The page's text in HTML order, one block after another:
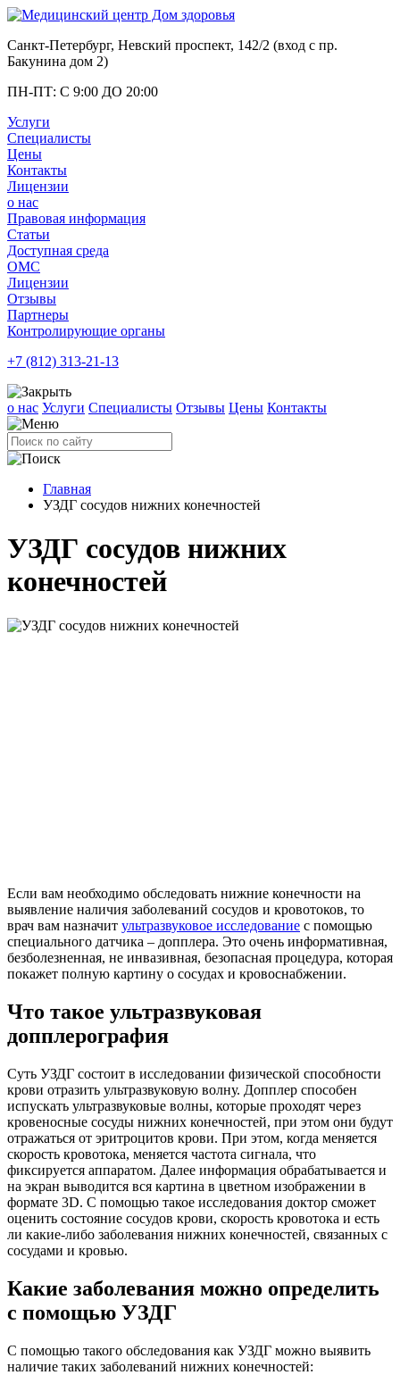
Санкт-Петербург, Невский проспект, 142/2 (вход с пр.
Бакунина дом 2)
ПН-ПТ: С 9:00 ДО 20:00
Услуги
Специалисты
Цены
Контакты
Лицензии
о нас
Правовая информация
Статьи
Доступная среда
ОМС
Лицензии
Отзывы
Партнеры
Контролирующие органы
+7 (812) 313-21-13
о нас Услуги Специалисты Отзывы Цены Контакты
Главная
УЗДГ сосудов нижних конечностей
УЗДГ сосудов нижних
конечностей
Если вам необходимо обследовать нижние конечности на
выявление наличия заболеваний сосудов и кровотоков, то
врач вам назначит ультразвуковое исследование с помощью
специального датчика – допплера. Это очень информативная,
безболезненная, не инвазивная, безопасная процедура, которая
покажет полную картину о сосудах и кровоснабжении.
Что такое ультразвуковая
допплерография
Суть УЗДГ состоит в исследовании физической способности
крови отразить ультразвуковую волну. Допплер способен
испускать ультразвуковые волны, которые проходят через
кровеносные сосуды нижних конечностей, при этом они будут
отражаться от эритроцитов крови. При этом, когда меняется
скорость кровотока, меняется частота сигнала, что
фиксируется аппаратом. Далее информация обрабатывается и
на экран выводится вся картина в цветном изображении в
формате 3D. С помощью такое исследования доктор сможет
оценить состояние сосудов крови, скорость кровотока и есть
ли какие-либо заболевания нижних конечностей, связанных с
сосудами и кровью.
Какие заболевания можно определить
с помощью УЗДГ
С помощью такого обследования как УЗДГ можно выявить
наличие таких заболеваний нижних конечностей: